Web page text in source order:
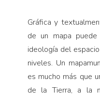
Gráfica y
de un mapa
ideología del
niveles. Un
es mucho más que
de la Tierra, a la